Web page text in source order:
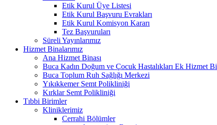
Etik Kurul Üye Listesi
Etik Kurul Başvuru Evrakları
Etik Kurul Komisyon Kararı
Tez Başvuruları
Süreli Yayınlarımız
Hizmet Binalarımız
Ana Hizmet Binası
Buca Kadın Doğum ve Çocuk Hastalıkları Ek Hizmet
Buca Toplum Ruh Sağlığı Merkezi
Yıkıkkemer Semt Polikliniği
Kırklar Semt Polikliniği
Tıbbi Birimler
Kliniklerimiz
Cerrahi Bölümler